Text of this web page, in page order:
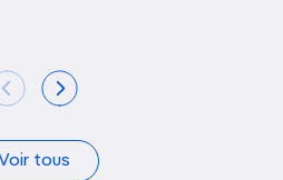
Voir tous